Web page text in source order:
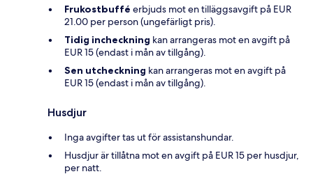
Frukostbuffé erbjuds mot en tilläggsavgift på EUR
21.00 per person (ungefärligt pris).
Tidig incheckning kan arrangeras mot en avgift på
EUR 15 (endast i mån av tillgång).
Sen utcheckning kan arrangeras mot en avgift på
EUR 15 (endast i mån av tillgång).
Husdjur
Inga avgifter tas ut för assistanshundar.
Husdjur är tillåtna mot en avgift på EUR 15 per husdjur,
per natt.